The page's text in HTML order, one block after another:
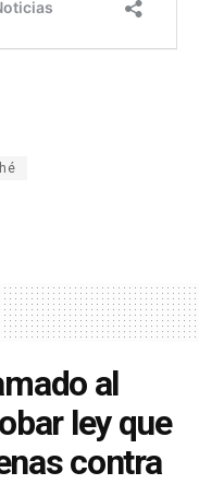
al
ley que
contra